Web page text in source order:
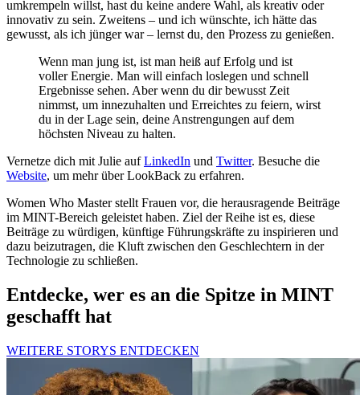
umkrempeln willst, hast du keine andere Wahl, als kreativ oder
innovativ zu sein. Zweitens – und ich wünschte, ich hätte das
gewusst, als ich jünger war – lernst du, den Prozess zu genießen.
Wenn man jung ist, ist man heiß auf Erfolg und ist
voller Energie. Man will einfach loslegen und schnell
Ergebnisse sehen. Aber wenn du dir bewusst Zeit
nimmst, um innezuhalten und Erreichtes zu feiern, wirst
du in der Lage sein, deine Anstrengungen auf dem
höchsten Niveau zu halten.
Vernetze dich mit Julie aufLinkedIn und Twitter. Besuche die
Website, um mehr über LookBack zu erfahren.
Women Who Master stellt Frauen vor, die herausragende Beiträge
im MINT-Bereich geleistet haben. Ziel der Reihe ist es, diese
Beiträge zu würdigen, künftige Führungskräfte zu inspirieren und
dazu beizutragen, die Kluft zwischen den Geschlechtern in der
Technologie zu schließen.
Entdecke, wer es an die Spitze in MINT
geschafft hat
WEITERE STORYS ENTDECKEN